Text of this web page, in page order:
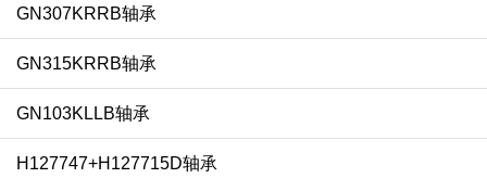
GN307KRRB轴承
GN315KRRB轴承
GN103KLLB轴承
H127747+H127715D轴承